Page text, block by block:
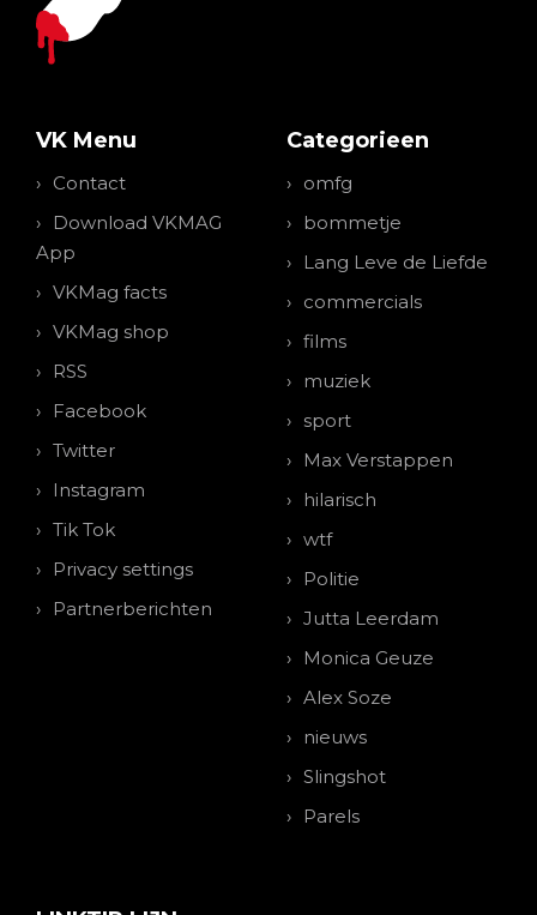
VK Menu
Contact
Download VKMAG
App
VKMag facts
VKMag shop
RSS
Facebook
Twitter
Instagram
Tik Tok
Privacy settings
Partnerberichten
Categorieen
omfg
bommetje
Lang Leve de Liefde
commercials
films
muziek
sport
Max Verstappen
hilarisch
wtf
Politie
Jutta Leerdam
Monica Geuze
Alex Soze
nieuws
Slingshot
Parels